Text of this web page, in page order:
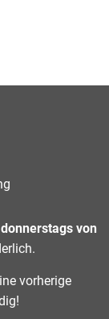
von
vorherige